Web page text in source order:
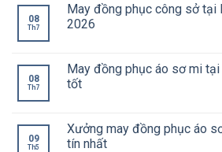
08
Th7
May đồng phục công sở tại
2026
08
Th7
May đồng phục áo sơ mi
tốt
09
Th5
Xưởng may đồng phục áo
tín nhất